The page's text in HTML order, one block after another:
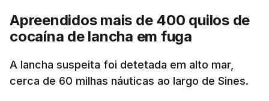
Apreendidos mais de 400 quilos de
cocaína de lancha em fuga
A lancha suspeita foi detetada em alto mar,
cerca de 60 milhas náuticas ao largo de Sines.